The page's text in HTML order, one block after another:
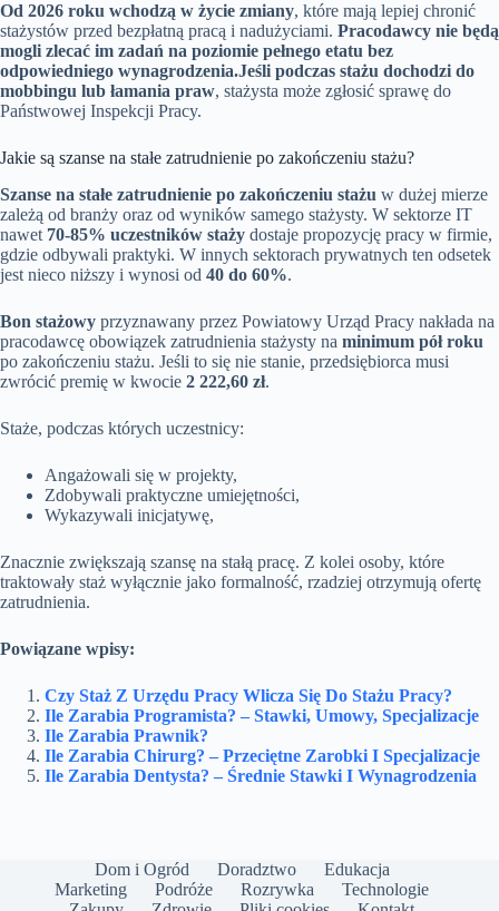
Od 2026 roku wchodzą w życie zmiany, które mają lepiej chronić
stażystów przed bezpłatną pracą i nadużyciami. Pracodawcy nie będą
mogli zlecać im zadań na poziomie pełnego etatu bez
odpowiedniego wynagrodzenia.Jeśli podczas stażu dochodzi do
mobbingu lub łamania praw, stażysta może zgłosić sprawę do
Państwowej Inspekcji Pracy.
Jakie są szanse na stałe zatrudnienie po zakończeniu stażu?
Szanse na stałe zatrudnienie po zakończeniu stażu w dużej mierze
zależą od branży oraz od wyników samego stażysty. W sektorze IT
nawet 70-85% uczestników staży dostaje propozycję pracy w firmie,
gdzie odbywali praktyki. W innych sektorach prywatnych ten odsetek
jest nieco niższy i wynosi od 40 do 60%.
Bon stażowy przyznawany przez Powiatowy Urząd Pracy nakłada na
pracodawcę obowiązek zatrudnienia stażysty na minimum pół roku
po zakończeniu stażu. Jeśli to się nie stanie, przedsiębiorca musi
zwrócić premię w kwocie 2 222,60 zł.
Staże, podczas których uczestnicy:
Angażowali się w projekty,
Zdobywali praktyczne umiejętności,
Wykazywali inicjatywę,
Znacznie zwiększają szansę na stałą pracę. Z kolei osoby, które
traktowały staż wyłącznie jako formalność, rzadziej otrzymują ofertę
zatrudnienia.
Powiązane wpisy:
Czy Staż Z Urzędu Pracy Wlicza Się Do Stażu Pracy?
Ile Zarabia Programista? – Stawki, Umowy, Specjalizacje
Ile Zarabia Prawnik?
Ile Zarabia Chirurg? – Przeciętne Zarobki I Specjalizacje
Ile Zarabia Dentysta? – Średnie Stawki I Wynagrodzenia
Dom i Ogród Doradztwo
Edukacja
Marketing
Podróże Rozrywka
Technologie